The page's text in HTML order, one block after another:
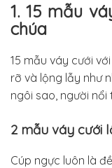
1. 15 mẫu
chúa
15 mẫu váy cưới
rỡ và lộng lẫy như
ngôi sao, người nổi
2 mẫu váy cưới
Cúp ngực luôn là